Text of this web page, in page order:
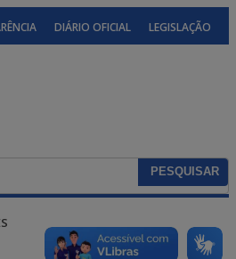
DIÁRIO OFICIAL LEGISLAÇÃO